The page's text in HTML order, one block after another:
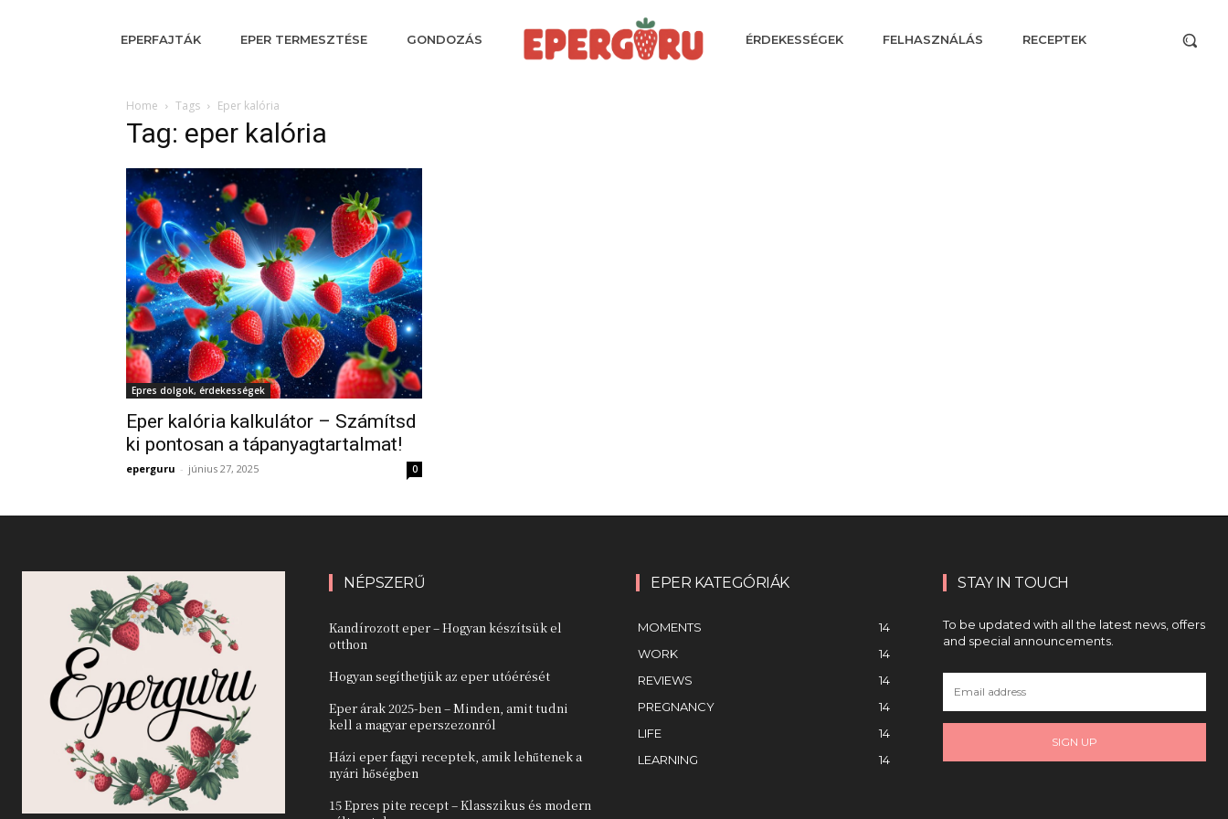
EPERFAJTÁK EPER TERMESZTÉSE GONDOZÁS ÉRDEKESSÉGEK FELHASZNÁLÁS RECEPTEK
Home Tags Eper kalória
Tag: eper kalória
Epres dolgok, érdekességek
Eper kalória kalkulátor – Számítsd
ki pontosan a tápanyagtartalmat!
eperguru - június 27, 2025 0
NÉPSZERŰ
Kandírozott eper – Hogyan készítsük el
otthon
Hogyan segíthetjük az eper utóérését
Eper árak 2025-ben – Minden, amit tudni
kell a magyar eperszezonról
Házi eper fagyi receptek, amik lehűtenek a
nyári hőségben
15 Epres pite recept – Klasszikus és modern
EPER KATEGÓRIÁK
MOMENTS
14
WORK
14
REVIEWS
14
PREGNANCY
14
LIFE
14
LEARNING
14
STAY IN TOUCH
To be updated with all the latest news, offers
and special announcements.
SIGN UP